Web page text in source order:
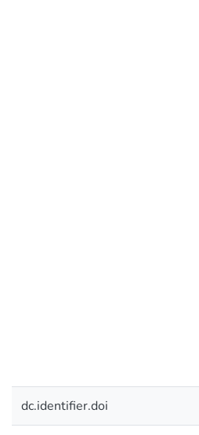
dc.identifier.doi